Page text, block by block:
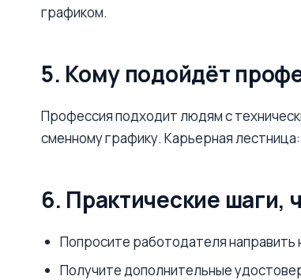
графиком.
5. Кому подойдёт
Профессия подходит людям с
сменному графику. Карьерная
6. Практические шаги,
Попросите работодателя направить
Получите дополнительные